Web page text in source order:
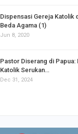
Dispensasi Gereja Katolik
Beda Agama (1)
Jun 8, 2020
Pastor Diserang di Papua:
Katolik Serukan…
Dec 31, 2024